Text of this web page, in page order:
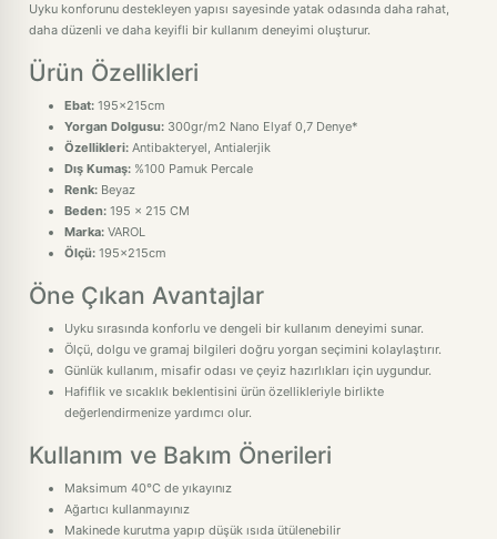
Uyku konforunu destekleyen yapısı sayesinde yatak odasında daha rahat,
daha düzenli ve daha keyifli bir kullanım deneyimi oluşturur.
Ürün Özellikleri
Ebat: 195x215cm
Yorgan Dolgusu: 300gr/m2 Nano Elyaf 0,7 Denye*
Özellikleri: Antibakteryel, Antialerjik
Dış Kumaş: %100 Pamuk Percale
Renk: Beyaz
Beden: 195 x 215 CM
Marka: VAROL
Ölçü: 195x215cm
Öne Çıkan Avantajlar
Uyku sırasında konforlu ve dengeli bir kullanım deneyimi sunar.
Ölçü, dolgu ve gramaj bilgileri doğru yorgan seçimini kolaylaştırır.
Günlük kullanım, misafir odası ve çeyiz hazırlıkları için uygundur.
Hafiflik ve sıcaklık beklentisini ürün özellikleriyle birlikte
değerlendirmenize yardımcı olur.
Kullanım ve Bakım Önerileri
Maksimum 40°C de yıkayınız
Ağartıcı kullanmayınız
Makinede kurutma yapıp düşük ısıda ütülenebilir